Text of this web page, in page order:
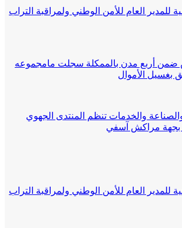
للمدير العام للأمن الوطني ولمراقبة التراب
ضمن أربع مدن بالممكلة سجلت مامجموعه
والخدمات تنظم المنتدى الجهوي
بجهة مراكش آسفي
للمدير العام للأمن الوطني ولمراقبة التراب